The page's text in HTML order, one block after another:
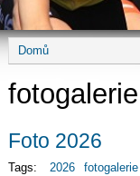
Domů
fotogalerie
Foto 2026
Tags: 2026 fotogalerie